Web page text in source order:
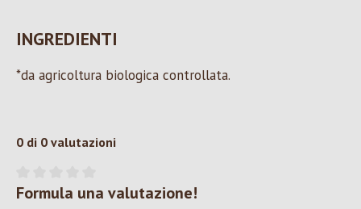
INGREDIENTI
*da agricoltura biologica controllata.
0 di 0 valutazioni
Valutazione media di 0 su 5 stelle
Formula una valutazione!